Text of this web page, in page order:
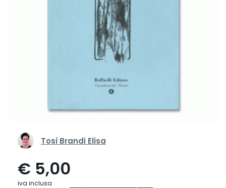
Tosi Brandi Elisa
€ 5,00
iva inclusa